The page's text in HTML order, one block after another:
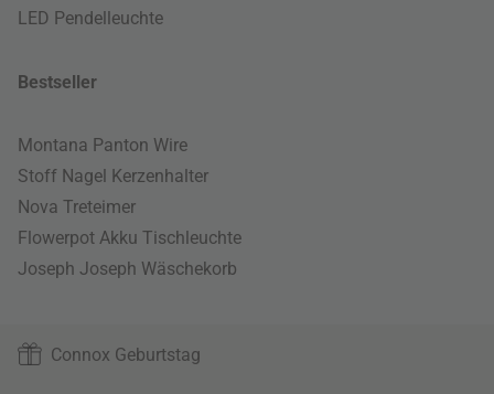
LED Pendelleuchte
Bestseller
Montana Panton Wire
Stoff Nagel Kerzenhalter
Nova Treteimer
Flowerpot Akku Tischleuchte
Joseph Joseph Wäschekorb
Connox Geburtstag